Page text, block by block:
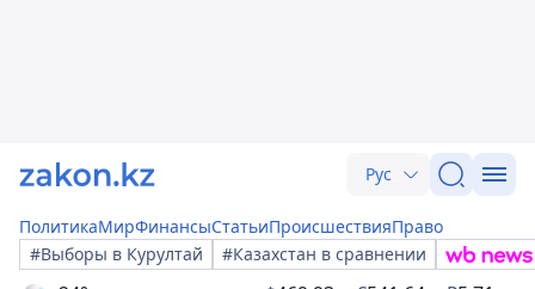
Рус
ПолитикаМирФинансыСтатьиПроисшествияПраво
#Выборы в Курултай
#Казахстан в сравнении